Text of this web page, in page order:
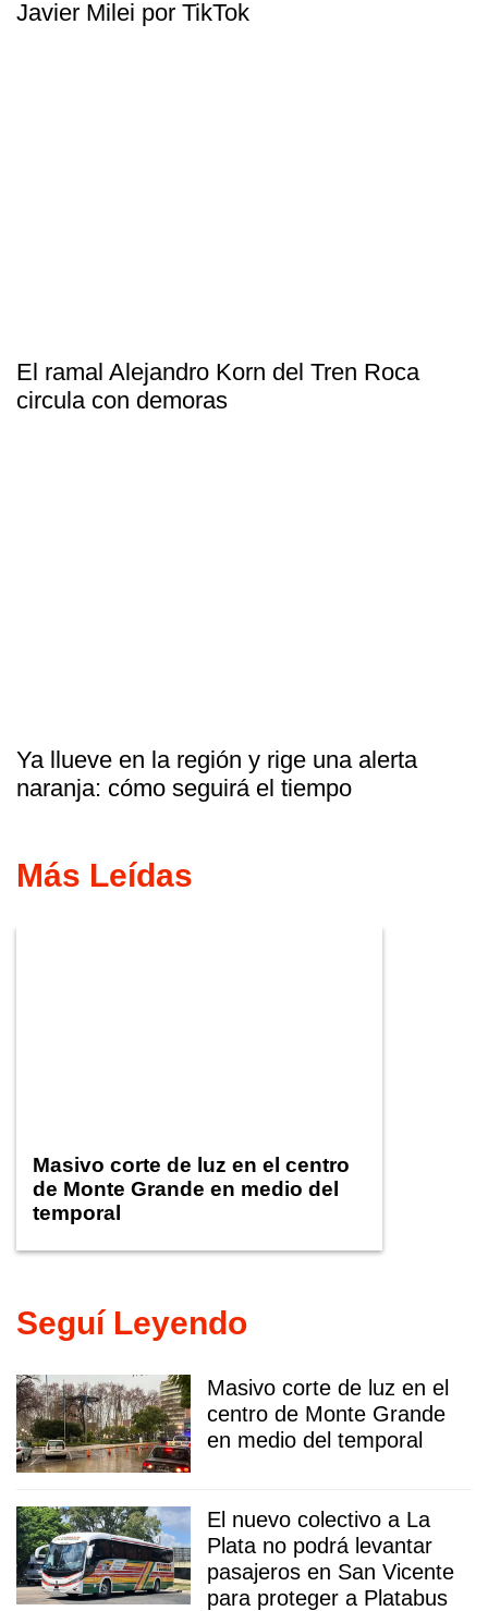
Javier Milei por TikTok
El ramal Alejandro Korn del Tren Roca
circula con demoras
Ya llueve en la región y rige una alerta
naranja: cómo seguirá el tiempo
Más Leídas
Masivo corte de luz en el centro
de Monte Grande en medio del
temporal
Seguí Leyendo
Masivo corte de luz en el
centro de Monte Grande
en medio del temporal
El nuevo colectivo a La
Plata no podrá levantar
pasajeros en San Vicente
para proteger a Platabus